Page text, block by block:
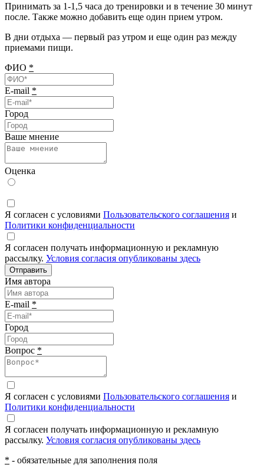
Принимать за 1-1,5 часа до тренировки и в течение 30 минут
после. Также можно добавить еще один прием утром.
В дни отдыха — первый раз утром и еще один раз между
приемами пищи.
ФИО *
E-mail *
Город
Ваше мнение
Оценка
Я согласен с условиями Пользовательского соглашения и
Политики конфиденциальности
Я согласен получать информационную и рекламную
рассылку. Условия согласия опубликованы здесь
Отправить
Имя автора
E-mail *
Город
Вопрос *
Я согласен с условиями Пользовательского соглашения и
Политики конфиденциальности
Я согласен получать информационную и рекламную
рассылку. Условия согласия опубликованы здесь
* - обязательные для заполнения поля